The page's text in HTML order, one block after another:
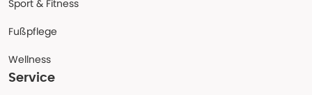
Sport & Fitness
Fußpflege
Wellness
Service